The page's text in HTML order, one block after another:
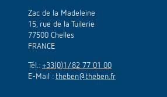
Zac de la Madeleine
15, rue de la Tuilerie
77500 Chelles
FRANCE
Tél.: +33(0)1/82 77 01 00
E-Mail : theben@theben.fr